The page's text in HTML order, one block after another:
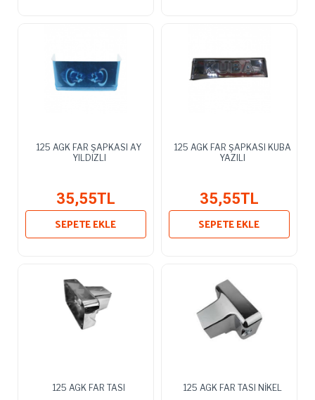
125 AGK FAR ŞAPKASI AY
YILDIZLI
35,55TL
SEPETE EKLE
125 AGK FAR ŞAPKASI KUBA
YAZILI
35,55TL
SEPETE EKLE
125 AGK FAR TASI 125 AGK FAR TASI NİKEL